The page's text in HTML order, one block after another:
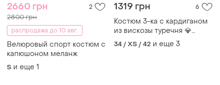
2660 грн 2
2800 грн
распродажа до 10 авг.
Велюровый спорт костюм с
капюшоном меланж
S и еще 1
1319 грн 6
Костюм 3-ка с кардиганом
из вискозы туречня 💎
черный, меланж, графит,
шоколад | размеры 42-48
34 / XS / 42 и еще 3